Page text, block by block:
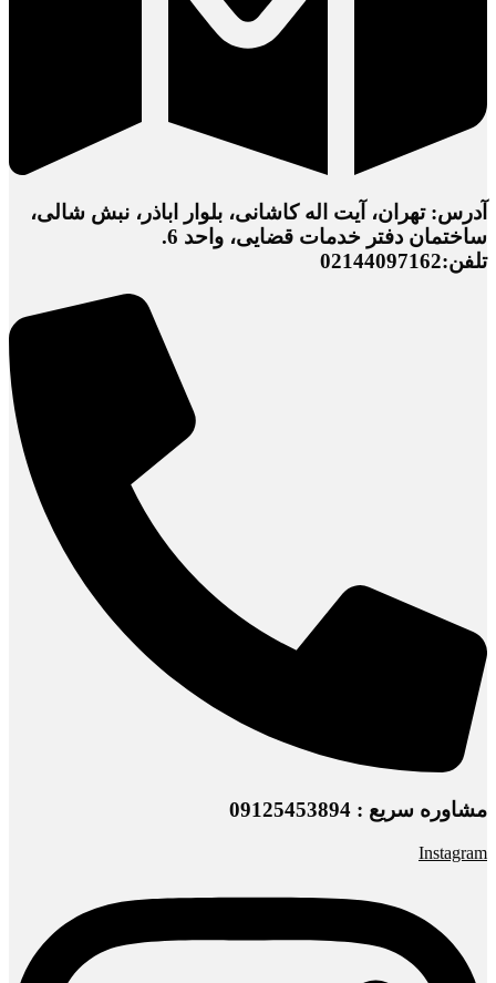
آدرس: تهران، آیت اله کاشانی، بلوار اباذر، نبش شالی،
ساختمان دفتر خدمات قضایی، واحد 6.
تلفن:02144097162
مشاوره سریع : 09125453894
Instagram